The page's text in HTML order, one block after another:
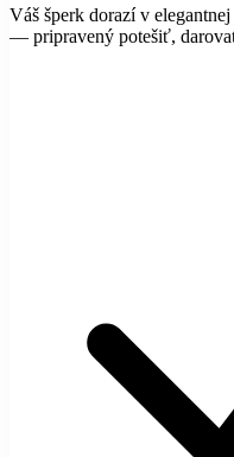
Váš šperk dorazí v
— pripravený potešiť,